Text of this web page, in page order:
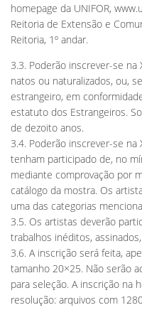
homepage da UNIFOR,
Reitoria de Extensão e
Reitoria, 1º andar.
3.3. Poderão inscrever-se na
natos ou naturalizados, ou,
estrangeiro, em
estatuto dos Estrangeiros.
de dezoito anos.
3.4. Poderão inscrever-se na
tenham participado de, no
mediante comprovação por
catálogo da mostra. Os
uma das categorias
3.5. Os artistas deverão
trabalhos inéditos,
3.6. A inscrição será feita,
tamanho 20×25. Não serão
para seleção. A inscrição na
resolução: arquivos com